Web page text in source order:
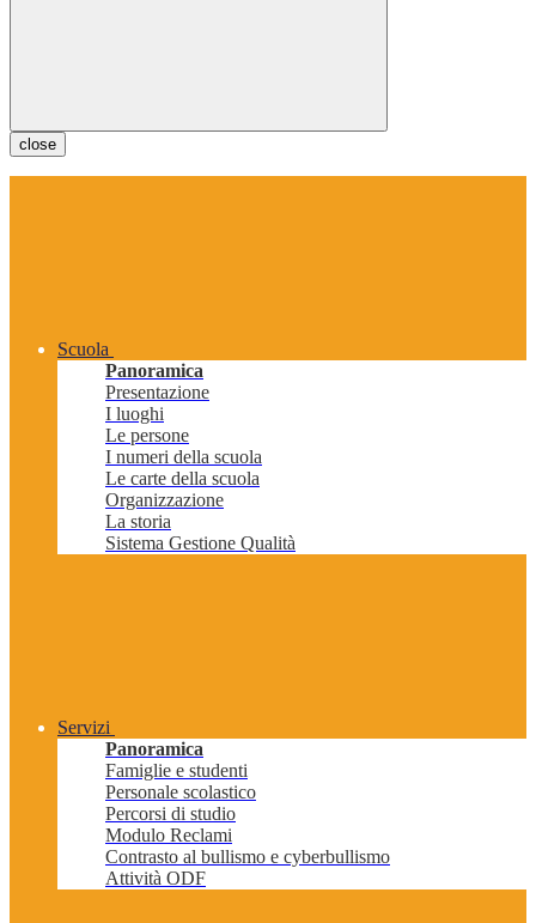
close
Scuola
Panoramica
Presentazione
I luoghi
Le persone
I numeri della scuola
Le carte della scuola
Organizzazione
La storia
Sistema Gestione Qualità
Servizi
Panoramica
Famiglie e studenti
Personale scolastico
Percorsi di studio
Modulo Reclami
Contrasto al bullismo e cyberbullismo
Attività ODF